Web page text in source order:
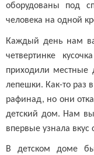
оборудованы под
человека на одной
Каждый день нам
четвертинке
приходили местные
лепешки. Как-то раз
рафинад, но они
детский дом. Нам
впервые узнала вкус
В детском доме